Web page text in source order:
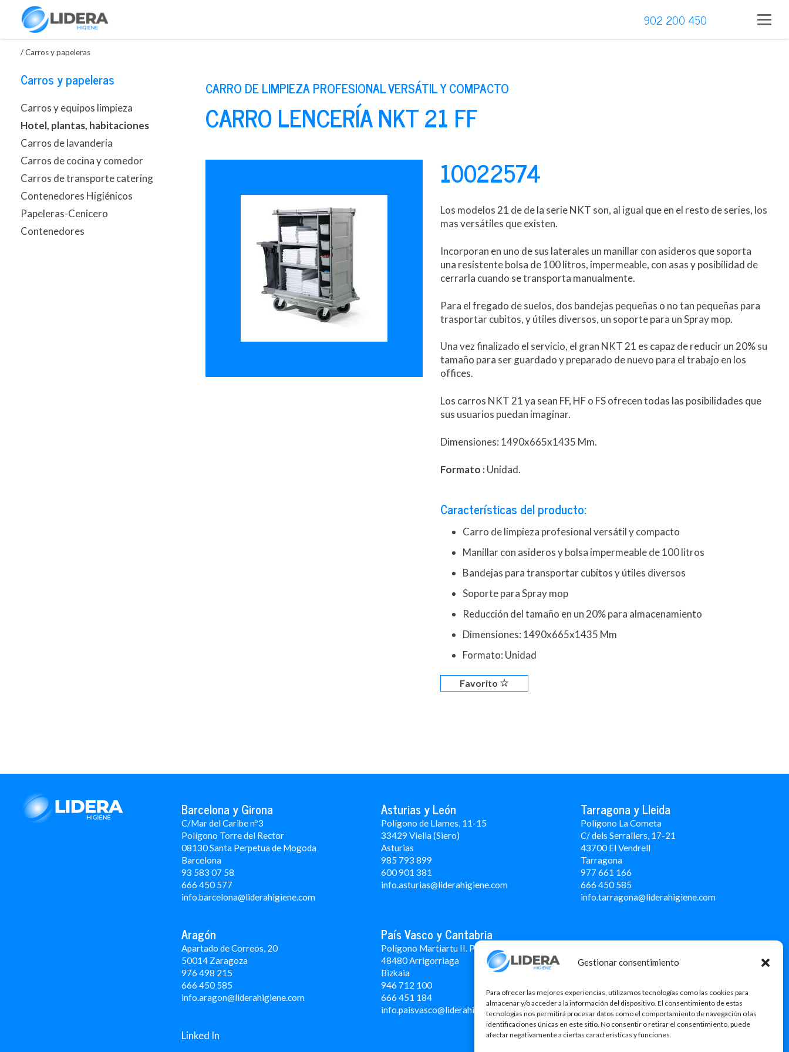
Gestionar consentimiento
Para ofrecer las mejores experiencias, utilizamos tecnologías como las cookies para
almacenar y/o acceder a la información del dispositivo. El consentimiento de estas
tecnologías nos permitirá procesar datos como el comportamiento de navegación o las
identificaciones únicas en este sitio. No consentir o retirar el consentimiento, puede
afectar negativamente a ciertas características y funciones.
902 200 450
/Carros y papeleras
Carros y papeleras
Carros y equipos limpieza
Hotel, plantas, habitaciones
Carros de lavanderia
Carros de cocina y comedor
Carros de transporte catering
Contenedores Higiénicos
Papeleras-Cenicero
Contenedores
CARRO DE LIMPIEZA PROFESIONAL VERSÁTIL Y COMPACTO
CARRO LENCERÍA NKT 21 FF
10022574
Los modelos 21 de de la serie NKT son, al igual que en el resto de series, los
mas versátiles que existen.
Incorporan en uno de sus laterales un manillar con asideros que soporta
una resistente bolsa de 100 litros, impermeable, con asas y posibilidad de
cerrarla cuando se transporta manualmente.
Para el fregado de suelos, dos bandejas pequeñas o no tan pequeñas para
trasportar cubitos, y útiles diversos, un soporte para un Spray mop.
Una vez finalizado el servicio, el gran NKT 21 es capaz de reducir un 20% su
tamaño para ser guardado y preparado de nuevo para el trabajo en los
offices.
Los carros NKT 21 ya sean FF, HF o FS ofrecen todas las posibilidades que
sus usuarios puedan imaginar.
Dimensiones: 1490x665x1435 Mm.
Formato :Unidad.
Características del producto:
Carro de limpieza profesional versátil y compacto
Manillar con asideros y bolsa impermeable de 100 litros
Bandejas para transportar cubitos y útiles diversos
Soporte para Spray mop
Reducción del tamaño en un 20% para almacenamiento
Dimensiones: 1490x665x1435 Mm
Formato: Unidad
Favorito
Barcelona y Girona
C/Mar del Caribe nº3
Polígono Torre del Rector
08130 Santa Perpetua de Mogoda
Barcelona
93 583 07 58
666 450 577
info.barcelona@liderahigiene.com
Asturias y León
Polígono de Llames, 11-15
33429 Viella (Siero)
Asturias
985 793 899
600 901 381
info.asturias@liderahigiene.com
Tarragona y Lleida
Polígono La Cometa
C/ dels Serrallers, 17-21
43700 El Vendrell
Tarragona
977 661 166
666 450 585
info.tarragona@liderahigiene.com
Aragón
Apartado de Correos, 20
50014 Zaragoza
976 498 215
666 450 585
info.aragon@liderahigiene.com
País Vasco y Cantabria
Polígono Martiartu II. Pabellón 4A
48480 Arrigorriaga
Bizkaia
946 712 100
666 451 184
info.paisvasco@liderahigiene.com
Linked In